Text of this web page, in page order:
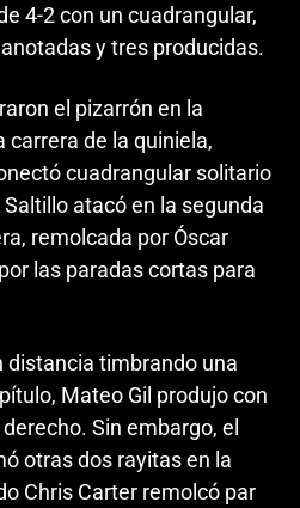
4-2 con un cuadrangular,
y tres producidas.
el pizarrón en la
carrera de la quiniela,
cuadrangular solitario
atacó en la segunda
remolcada por Óscar
las paradas cortas para
distancia timbrando una
Mateo Gil produjo con
Sin embargo, el
otras dos rayitas en la
Chris Carter remolcó par